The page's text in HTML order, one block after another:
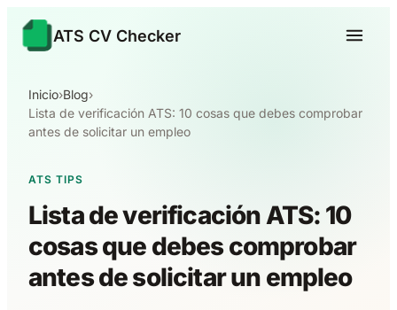
ATS CV Checker
Inicio›Blog›
Lista de verificación ATS: 10 cosas que debes comprobar
antes de solicitar un empleo
ATS TIPS
Lista de verificación ATS: 10
cosas que debes comprobar
antes de solicitar un empleo